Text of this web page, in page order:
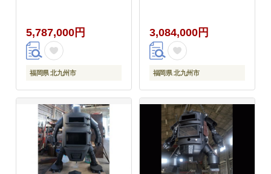
サバイバル 防災グッズ
防災 災害対策 福岡県
北九州市
5,787,000円
福岡県 北九州市
九州市
3,084,000円
福岡県 北九州市